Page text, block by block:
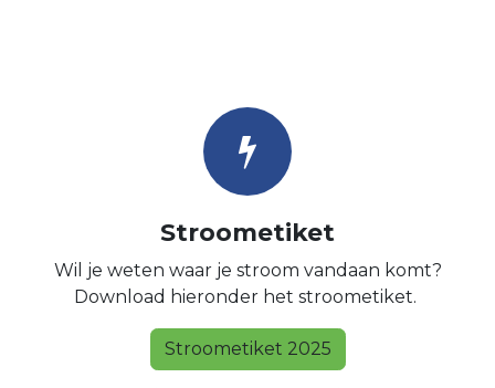
Stroometiket
Wil je weten waar je stroom vandaan komt?
Download hieronder het stroometiket.
Stroometiket 2025